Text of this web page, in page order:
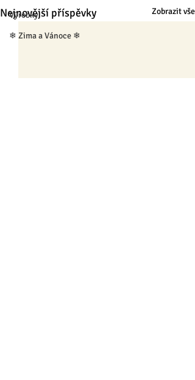
Výrobky
❄ Zima a Vánoce ❄
Nejnovější příspěvky Zobrazit vše